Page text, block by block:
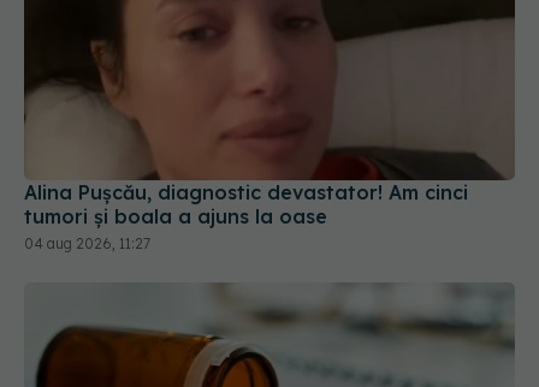
Alina Pușcău, diagnostic devastator! Am cinci
tumori și boala a ajuns la oase
04 aug 2026, 11:27